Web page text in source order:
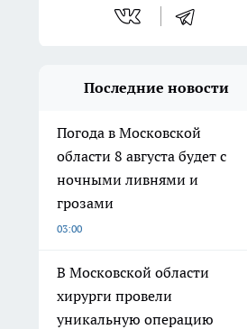
Последние новости
Погода в Московской
области 8 августа будет с
ночными ливнями и
грозами
03:00
В Московской области
хирурги провели
уникальную операцию